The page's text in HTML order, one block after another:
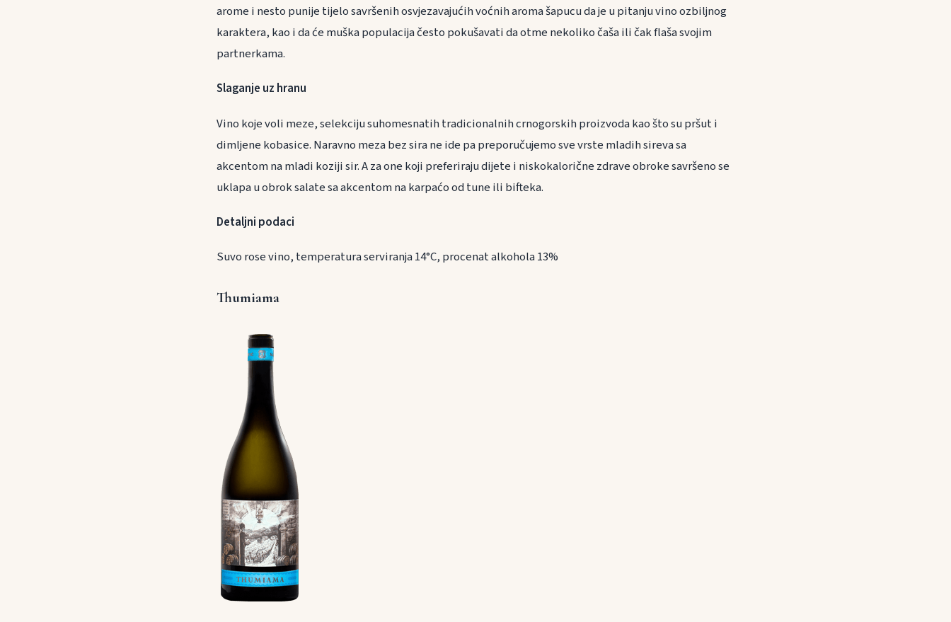
arome i nesto punije tijelo savršenih osvjezavajućih voćnih aroma šapucu da je u pitanju vino ozbiljnog
karaktera, kao i da će muška populacija često pokušavati da otme nekoliko čaša ili čak flaša svojim
partnerkama.
Slaganje uz hranu
Vino koje voli meze, selekciju suhomesnatih tradicionalnih crnogorskih proizvoda kao što su pršut i
dimljene kobasice. Naravno meza bez sira ne ide pa preporučujemo sve vrste mladih sireva sa
akcentom na mladi koziji sir. A za one koji preferiraju dijete i niskokalorične zdrave obroke savršeno se
uklapa u obrok salate sa akcentom na karpaćo od tune ili bifteka.
Detaljni podaci
Suvo rose vino, temperatura serviranja 14°C, procenat alkohola 13%
Thumiama